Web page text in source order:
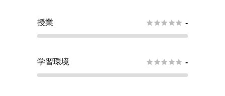
授業  -
学習環境  -